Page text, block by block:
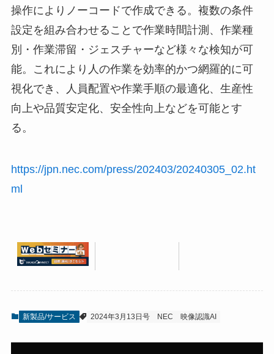
操作によりノーコードで作成できる。複数の条件
設定を組み合わせることで作業時間計測、作業種
別・作業滞留・ジェスチャーなど様々な検知が可
能。これにより人の作業を効率的かつ網羅的に可
視化でき、人員配置や作業手順の最適化、生産性
向上や品質安定化、安全性向上などを可能とす
る。
https://jpn.nec.com/press/202403/20240305_02.ht
ml
新製品/サービス 2024年3月13日号 NEC 映像認識AI